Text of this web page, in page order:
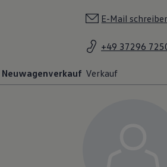
E-Mail
+49 37296
Neuwagenverkauf Verkauf